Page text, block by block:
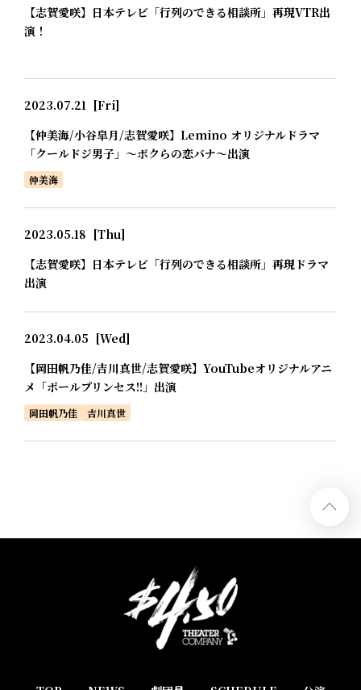
【志賀愛咲】日本テレビ「行列のできる相談所」再現VTR出
演！
2023.07.21 [Fri]
【仲美海/小谷皐月/志賀愛咲】Lemino オリジナルドラマ
「クールドジ男子」～ボクらの恋バナ～出演
仲美海
2023.05.18 [Thu]
【志賀愛咲】日本テレビ「行列のできる相談所」再現ドラマ
出演
2023.04.05 [Wed]
【岡田帆乃佳/吉川真世/志賀愛咲】YouTubeオリジナルアニ
メ「ポールプリンセス!!」出演
岡田帆乃佳 吉川真世